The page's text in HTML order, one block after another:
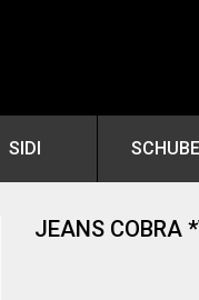
SIDI
JEANS COBRA